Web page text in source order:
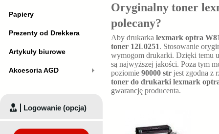
Oryginalny toner
polecany?
Aby drukarka lexmark optra
toner 12L0251. Stosowanie
wymogom drukarki. Dzięki temu
są najwyższej jakości. Poza tym
poziomie 90000 str jest zgodna z
toner do drukarki lexmark
gwarancję producenta.
Papiery
Prezenty od Drekkera
Artykuły biurowe
Akcesoria AGD
Logowanie (opcja)